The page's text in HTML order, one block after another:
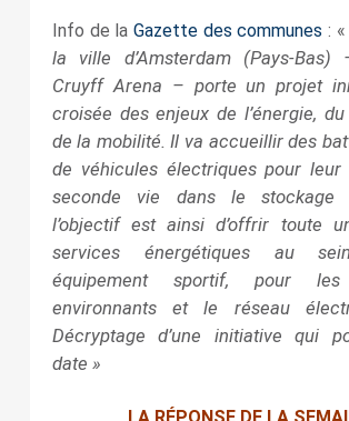
Info de laGazette des communes : «
la ville d’Amsterdam (Pays-
Cruyff Arena – porte un projet
croisée des enjeux de l’énergie,
de la mobilité. Il va accueillir des
de véhicules électriques pour leur
seconde vie dans le stockage
l’objectif est ainsi d’offrir toute
services énergétiques au
équipement sportif, pour les
environnants et le réseau
Décryptage d’une initiative qui
date »